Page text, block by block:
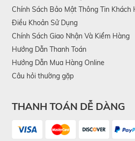
Chính Sách Bảo Mật Thông Tin Khách
Điều Khoản Sử Dụng
Chính Sách Giao Nhận Và Kiểm Hàng
Hướng Dẫn Thanh Toán
Hướng Dẫn Mua Hàng Online
Câu hỏi thường gặp
THANH TOÁN DỄ DÀNG